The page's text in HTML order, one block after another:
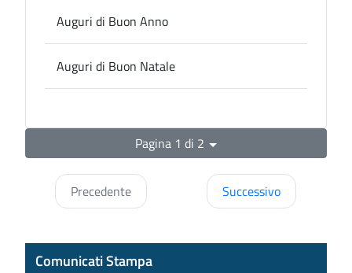
Auguri di Buon Anno
Auguri di Buon Natale
Pagina 1 di 2
Precedente Successivo
Comunicati Stampa